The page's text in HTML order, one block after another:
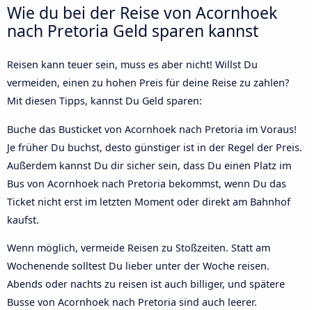
Wie du bei der Reise von Acornhoek
nach Pretoria Geld sparen kannst
Reisen kann teuer sein, muss es aber nicht! Willst Du
vermeiden, einen zu hohen Preis für deine Reise zu zahlen?
Mit diesen Tipps, kannst Du Geld sparen:
Buche das Busticket von Acornhoek nach Pretoria im Voraus!
Je früher Du buchst, desto günstiger ist in der Regel der Preis.
Außerdem kannst Du dir sicher sein, dass Du einen Platz im
Bus von Acornhoek nach Pretoria bekommst, wenn Du das
Ticket nicht erst im letzten Moment oder direkt am Bahnhof
kaufst.
Wenn möglich, vermeide Reisen zu Stoßzeiten. Statt am
Wochenende solltest Du lieber unter der Woche reisen.
Abends oder nachts zu reisen ist auch billiger, und spätere
Busse von Acornhoek nach Pretoria sind auch leerer.